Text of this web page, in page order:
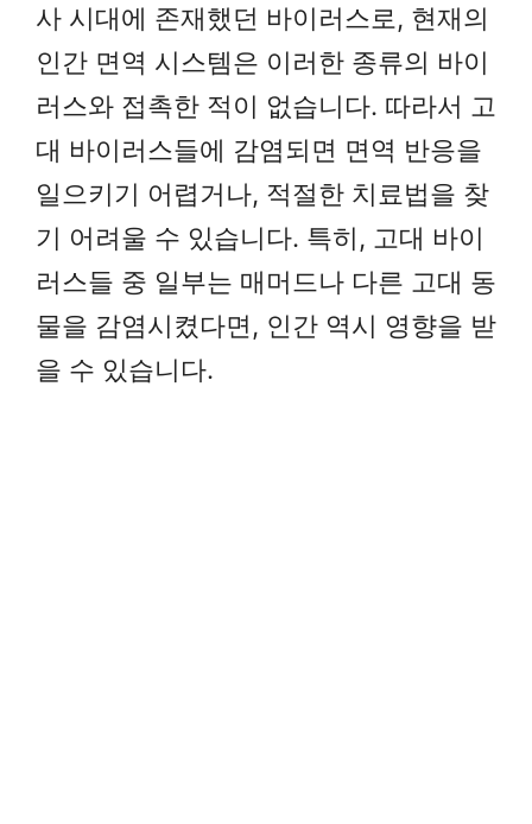
사 시대에 존재했던 바이러스로, 현재의
인간 면역 시스템은 이러한 종류의 바이
러스와 접촉한 적이 없습니다. 따라서 고
대 바이러스들에 감염되면 면역 반응을
일으키기 어렵거나, 적절한 치료법을 찾
기 어려울 수 있습니다. 특히, 고대 바이
러스들 중 일부는 매머드나 다른 고대 동
물을 감염시켰다면, 인간 역시 영향을 받
을 수 있습니다.